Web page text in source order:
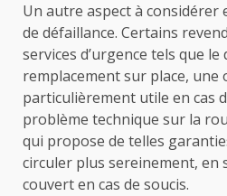
Un autre aspect à considérer
de défaillance. Certains
services d’urgence tels que
remplacement sur place, une
particulièrement utile en cas
problème technique sur la
qui propose de telles
circuler plus sereinement, en
couvert en cas de soucis.